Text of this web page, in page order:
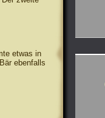
etwas in
ebenfalls